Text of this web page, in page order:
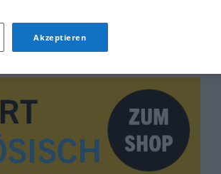
des Stils
Akzeptieren